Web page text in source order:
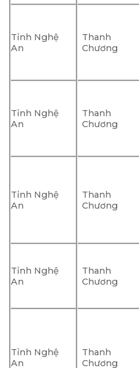
Tỉnh Nghệ
An
Thanh
Chương
Tỉnh Nghệ
An
Thanh
Chương
Tỉnh Nghệ
An
Thanh
Chương
Tỉnh Nghệ
An
Thanh
Chương
Tỉnh Nghệ
An
Thanh
Chương